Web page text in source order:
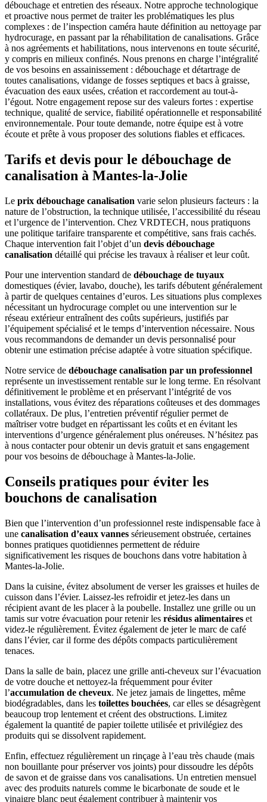
débouchage et entretien des réseaux. Notre approche technologique
et proactive nous permet de traiter les problématiques les plus
complexes : de l’inspection caméra haute définition au nettoyage par
hydrocurage, en passant par la réhabilitation de canalisations. Grâce
à nos agréements et habilitations, nous intervenons en toute sécurité,
y compris en milieux confinés. Nous prenons en charge l’intégralité
de vos besoins en assainissement : débouchage et détartrage de
toutes canalisations, vidange de fosses septiques et bacs à graisse,
évacuation des eaux usées, création et raccordement au tout-à-
l’égout. Notre engagement repose sur des valeurs fortes : expertise
technique, qualité de service, fiabilité opérationnelle et responsabilité
environnementale. Pour toute demande, notre équipe est à votre
écoute et prête à vous proposer des solutions fiables et efficaces.
Tarifs et devis pour le débouchage de
canalisation à Mantes-la-Jolie
Le prix débouchage canalisation varie selon plusieurs facteurs : la
nature de l’obstruction, la technique utilisée, l’accessibilité du réseau
et l’urgence de l’intervention. Chez VRDTECH, nous pratiquons
une politique tarifaire transparente et compétitive, sans frais cachés.
Chaque intervention fait l’objet d’un devis débouchage
canalisation détaillé qui précise les travaux à réaliser et leur coût.
Pour une intervention standard de débouchage de tuyaux
domestiques (évier, lavabo, douche), les tarifs débutent généralement
à partir de quelques centaines d’euros. Les situations plus complexes
nécessitant un hydrocurage complet ou une intervention sur le
réseau extérieur entraînent des coûts supérieurs, justifiés par
l’équipement spécialisé et le temps d’intervention nécessaire. Nous
vous recommandons de demander un devis personnalisé pour
obtenir une estimation précise adaptée à votre situation spécifique.
Notre service de débouchage canalisation par un professionnel
représente un investissement rentable sur le long terme. En résolvant
définitivement le problème et en préservant l’intégrité de vos
installations, vous évitez des réparations coûteuses et des dommages
collatéraux. De plus, l’entretien préventif régulier permet de
maîtriser votre budget en répartissant les coûts et en évitant les
interventions d’urgence généralement plus onéreuses. N’hésitez pas
à nous contacter pour obtenir un devis gratuit et sans engagement
pour vos besoins de débouchage à Mantes-la-Jolie.
Conseils pratiques pour éviter les
bouchons de canalisation
Bien que l’intervention d’un professionnel reste indispensable face à
une canalisation d’eaux vannes sérieusement obstruée, certaines
bonnes pratiques quotidiennes permettent de réduire
significativement les risques de bouchons dans votre habitation à
Mantes-la-Jolie.
Dans la cuisine, évitez absolument de verser les graisses et huiles de
cuisson dans l’évier. Laissez-les refroidir et jetez-les dans un
récipient avant de les placer à la poubelle. Installez une grille ou un
tamis sur votre évacuation pour retenir les résidus alimentaires et
videz-le régulièrement. Évitez également de jeter le marc de café
dans l’évier, car il forme des dépôts compacts particulièrement
tenaces.
Dans la salle de bain, placez une grille anti-cheveux sur l’évacuation
de votre douche et nettoyez-la fréquemment pour éviter
l’accumulation de cheveux. Ne jetez jamais de lingettes, même
biodégradables, dans les toilettes bouchées, car elles se désagrègent
beaucoup trop lentement et créent des obstructions. Limitez
également la quantité de papier toilette utilisée et privilégiez des
produits qui se dissolvent rapidement.
Enfin, effectuez régulièrement un rinçage à l’eau très chaude (mais
non bouillante pour préserver vos joints) pour dissoudre les dépôts
de savon et de graisse dans vos canalisations. Un entretien mensuel
avec des produits naturels comme le bicarbonate de soude et le
vinaigre blanc peut également contribuer à maintenir vos